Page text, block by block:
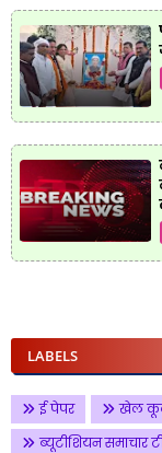
LABELS
ई पेपर खेल
ब्यूटीशियन समाचार